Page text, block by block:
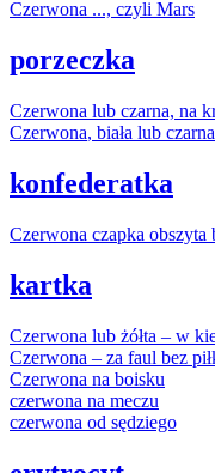
Czerwona ..., czyli Mars
porzeczka
Czerwona lub czarna, na
Czerwona, biała lub
konfederatka
Czerwona czapka obszyta
kartka
Czerwona lub żółta – w
Czerwona – za faul bez
Czerwona na boisku
czerwona na meczu
czerwona od sędziego